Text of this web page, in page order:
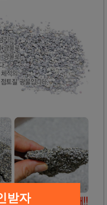
받자